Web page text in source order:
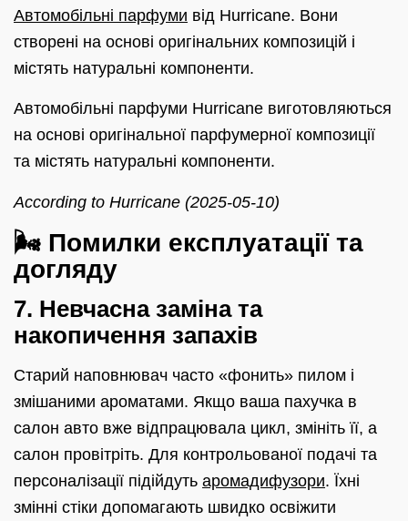
Автомобільні парфуми від Hurricane. Вони
створені на основі оригінальних композицій і
містять натуральні компоненти.
Автомобільні парфуми Hurricane виготовляються
на основі оригінальної парфумерної композиції
та містять натуральні компоненти.
According to Hurricane (2025-05-10)
🌬️ Помилки експлуатації та
догляду
7. Невчасна заміна та
накопичення запахів
Старий наповнювач часто «фонить» пилом і
змішаними ароматами. Якщо ваша пахучка в
салон авто вже відпрацювала цикл, змініть її, а
салон провітріть. Для контрольованої подачі та
персоналізації підійдуть аромадифузори. Їхні
змінні стіки допомагають швидко освіжити